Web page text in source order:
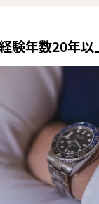
験年数20年以